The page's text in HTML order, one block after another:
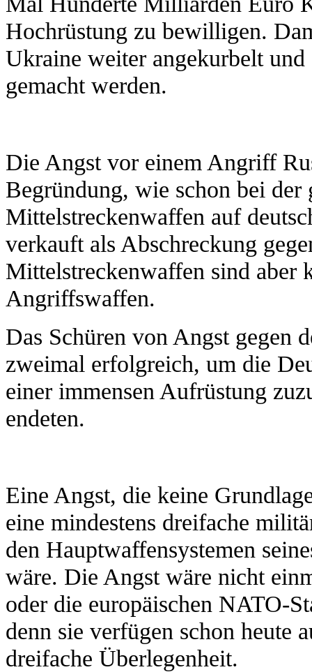
Hochrüstung zu bewilligen.
Ukraine weiter angekurbelt
gemacht werden.
Die Angst vor einem Angriff
Begründung, wie schon bei
Mittelstreckenwaffen auf
verkauft als Abschreckung
Mittelstreckenwaffen sind aber
Angriffswaffen.
Das Schüren von Angst gegen
zweimal erfolgreich, um die
einer immensen Aufrüstung
endeten.
Eine Angst, die keine
eine mindestens dreifache
den Hauptwaffensystemen
wäre. Die Angst wäre nicht
oder die europäischen NATO-
denn sie verfügen schon heute
dreifache Überlegenheit.